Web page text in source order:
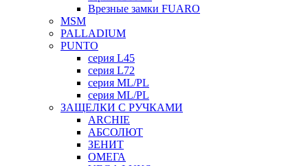
Врезные замки FUARO
MSM
PALLADIUM
PUNTO
серия L45
серия L72
серия ML/PL
серия ML/PL
ЗАЩЕЛКИ С РУЧКАМИ
ARCHIE
АБСОЛЮТ
ЗЕНИТ
ОМЕГА